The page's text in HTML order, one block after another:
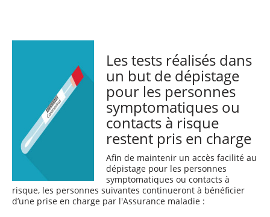
Les tests réalisés dans
un but de dépistage
pour les personnes
symptomatiques ou
contacts à risque
restent pris en charge
Afin de maintenir un accès facilité au
dépistage pour les personnes
symptomatiques ou contacts à
risque, les personnes suivantes continueront à bénéficier
d’une prise en charge par l'Assurance maladie :